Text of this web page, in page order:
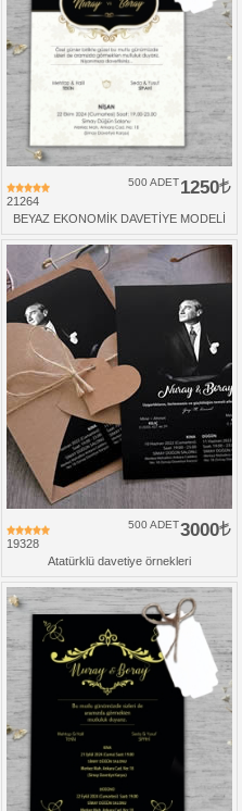
21264
1250
500 ADET
BEYAZ EKONOMİK DAVETİYE MODELİ
19328
3000
500 ADET
Atatürklü davetiye örnekleri